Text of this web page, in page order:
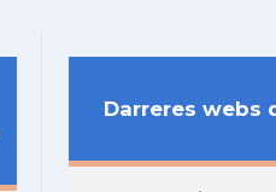
Darreres webs